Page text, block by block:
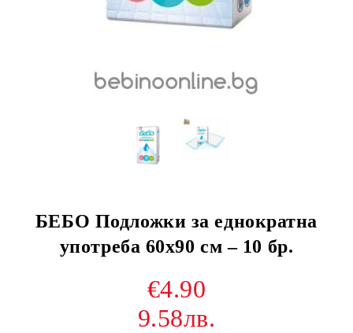
БЕБО Подложки за еднократна
употреба 60х90 см – 10 бр.
€4.90
9.58лв.